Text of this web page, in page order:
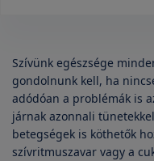
Szívünk egészsége
gondolnunk kell, ha
adódóan a problémák is
járnak azonnali
betegségek is köthetők
szívritmuszavar vagy a